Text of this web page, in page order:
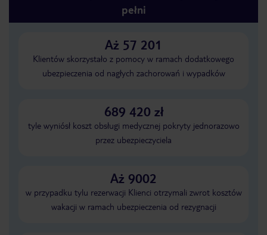
pełni
Aż 57 201
Klientów skorzystało z pomocy w ramach dodatkowego
ubezpieczenia od nagłych zachorowań i wypadków
689 420 zł
tyle wyniósł koszt obsługi medycznej pokryty jednorazowo
przez ubezpieczyciela
Aż 9002
w przypadku tylu rezerwacji Klienci otrzymali zwrot kosztów
wakacji w ramach ubezpieczenia od rezygnacji